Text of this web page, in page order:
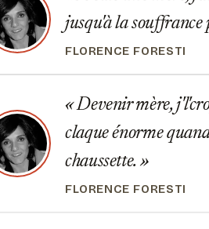
jusqu'à la souffrance
FLORENCE FORESTI
Devenir mère,
claque énorme
chaussette.
FLORENCE FORESTI